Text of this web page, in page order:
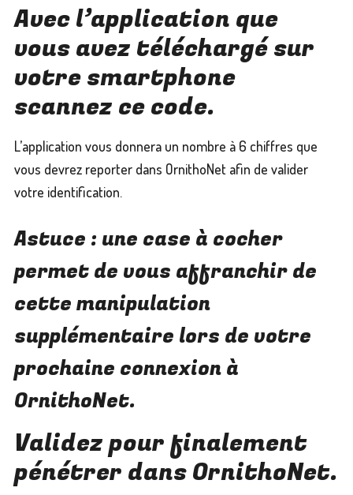
Avec l’application que
vous avez téléchargé sur
votre smartphone
scannez ce code.
L’application vous donnera un nombre à 6 chiffres que
vous devrez reporter dans OrnithoNet afin de valider
votre identification.
Astuce : une case à cocher
permet de vous affranchir de
cette manipulation
supplémentaire lors de votre
prochaine connexion à
OrnithoNet.
Validez pour finalement
pénétrer dans OrnithoNet.